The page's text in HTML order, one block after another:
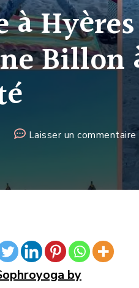
Billon
Laisser un commentaire
by